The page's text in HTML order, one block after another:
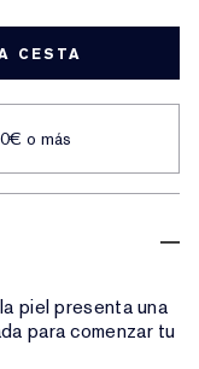
CESTA
o más
piel presenta una
para comenzar tu